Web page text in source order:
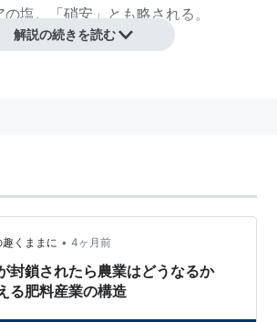
の塩。「硝安」とも略される。
解説の続きを読む
くままに • 4ヶ月前
封鎖されたら農業はどうなるか
肥料産業の構造